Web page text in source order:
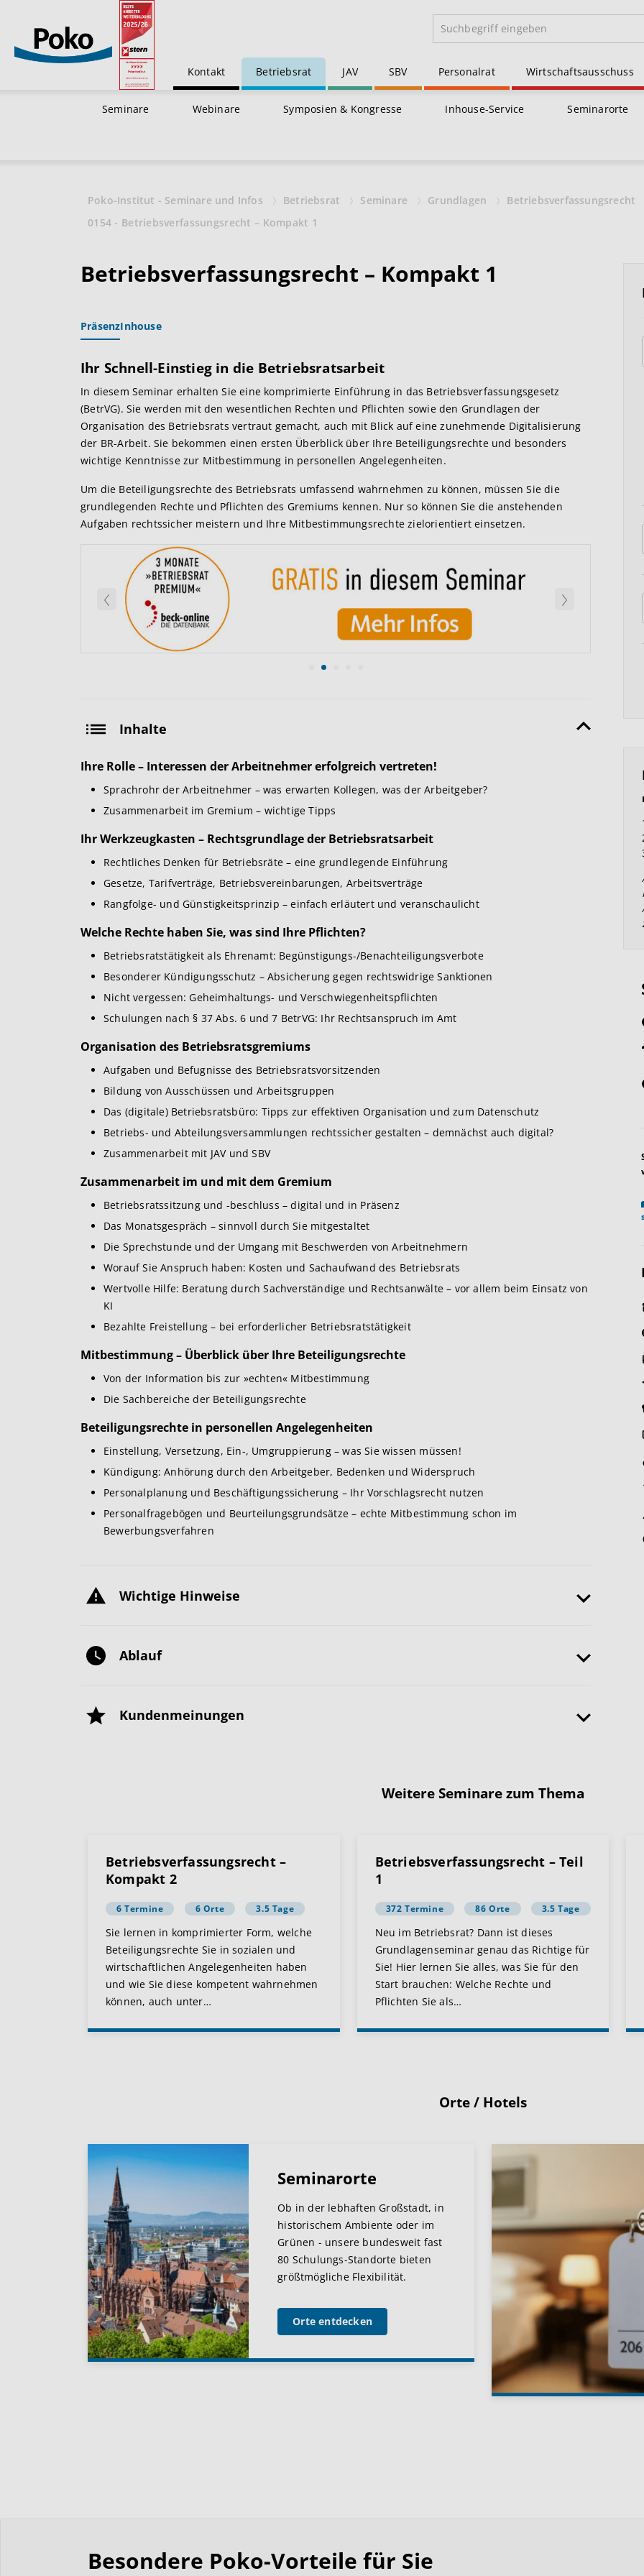
Kontakt Betriebsrat JAV SBV Personalrat Wirtschaftsausschuss
Seminare Webinare Symposien & Kongresse Inhouse-Service Seminarorte
Poko-Institut - Seminare und Infos Betriebsrat Seminare Grundlagen
Betriebsverfassungsrecht
0154 - Betriebsverfassungsrecht – Kompakt 1
Betriebsverfassungsrecht – Kompakt 1
PräsenzInhouse
Ihr Schnell-Einstieg in die Betriebsratsarbeit
In diesem Seminar erhalten Sie eine komprimierte Einführung in das Betriebsverfassungsgesetz
(BetrVG). Sie werden mit den wesentlichen Rechten und Pflichten sowie den Grundlagen der
Organisation des Betriebsrats vertraut gemacht, auch mit Blick auf eine zunehmende Digitalisierung
der BR-Arbeit. Sie bekommen einen ersten Überblick über Ihre Beteiligungsrechte und besonders
wichtige Kenntnisse zur Mitbestimmung in personellen Angelegenheiten.
Um die Beteiligungsrechte des Betriebsrats umfassend wahrnehmen zu können, müssen Sie die
grundlegenden Rechte und Pflichten des Gremiums kennen. Nur so können Sie die anstehenden
Aufgaben rechtssicher meistern und Ihre Mitbestimmungsrechte zielorientiert einsetzen.
Zurück
Inhalte
Ihre Rolle – Interessen der Arbeitnehmer erfolgreich vertreten!
Sprachrohr der Arbeitnehmer – was erwarten Kollegen, was der Arbeitgeber?
Zusammenarbeit im Gremium – wichtige Tipps
Ihr Werkzeugkasten – Rechtsgrundlage der Betriebsratsarbeit
Rechtliches Denken für Betriebsräte – eine grundlegende Einführung
Gesetze, Tarifverträge, Betriebsvereinbarungen, Arbeitsverträge
Rangfolge- und Günstigkeitsprinzip – einfach erläutert und veranschaulicht
Welche Rechte haben Sie, was sind Ihre Pflichten?
Betriebsratstätigkeit als Ehrenamt: Begünstigungs-/Benachteiligungsverbote
Besonderer Kündigungsschutz – Absicherung gegen rechtswidrige Sanktionen
Nicht vergessen: Geheimhaltungs- und Verschwiegenheitspflichten
Schulungen nach § 37 Abs. 6 und 7 BetrVG: Ihr Rechtsanspruch im Amt
Organisation des Betriebsratsgremiums
Aufgaben und Befugnisse des Betriebsratsvorsitzenden
Bildung von Ausschüssen und Arbeitsgruppen
Das (digitale) Betriebsratsbüro: Tipps zur effektiven Organisation und zum Datenschutz
Betriebs- und Abteilungsversammlungen rechtssicher gestalten – demnächst auch digital?
Zusammenarbeit mit JAV und SBV
Zusammenarbeit im und mit dem Gremium
Betriebsratssitzung und -beschluss – digital und in Präsenz
Das Monatsgespräch – sinnvoll durch Sie mitgestaltet
Die Sprechstunde und der Umgang mit Beschwerden von Arbeitnehmern
Worauf Sie Anspruch haben: Kosten und Sachaufwand des Betriebsrats
Wertvolle Hilfe: Beratung durch Sachverständige und Rechtsanwälte – vor allem beim Einsatz von
KI
Bezahlte Freistellung – bei erforderlicher Betriebsratstätigkeit
Mitbestimmung – Überblick über Ihre Beteiligungsrechte
Von der Information bis zur »echten« Mitbestimmung
Die Sachbereiche der Beteiligungsrechte
Beteiligungsrechte in personellen Angelegenheiten
Einstellung, Versetzung, Ein-, Umgruppierung – was Sie wissen müssen!
Kündigung: Anhörung durch den Arbeitgeber, Bedenken und Widerspruch
Personalplanung und Beschäftigungssicherung – Ihr Vorschlagsrecht nutzen
Personalfragebögen und Beurteilungsgrundsätze – echte Mitbestimmung schon im
Bewerbungsverfahren
Wichtige Hinweise
Ablauf
Kundenmeinungen
Weitere Seminare zum Thema
Betriebsverfassungsrecht –
Kompakt 2
6 Termine 6 Orte 3.5 Tage
Sie lernen in komprimierter Form, welche
Beteiligungsrechte Sie in sozialen und
wirtschaftlichen Angelegenheiten haben
und wie Sie diese kompetent wahrnehmen
können, auch unter…
Betriebsverfassungsrecht – Teil
1
372 Termine 86 Orte 3.5 Tage
Neu im Betriebsrat? Dann ist dieses
Grundlagenseminar genau das Richtige für
Sie! Hier lernen Sie alles, was Sie für den
Start brauchen: Welche Rechte und
Pflichten Sie als…
Orte / Hotels
Seminarorte
Ob in der lebhaften Großstadt, in
historischem Ambiente oder im
Grünen - unsere bundesweit fast
80 Schulungs-Standorte bieten
größtmögliche Flexibilität.
Orte entdecken
Besondere Poko-Vorteile für Sie